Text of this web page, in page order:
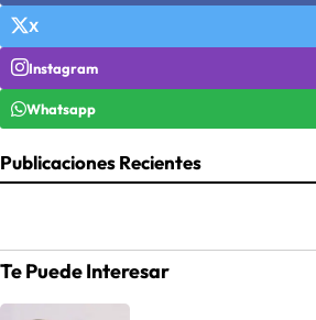
X
Instagram
Whatsapp
Publicaciones Recientes
Te Puede Interesar